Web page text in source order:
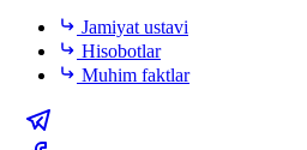
Jamiyat ustavi
Hisobotlar
Muhim faktlar